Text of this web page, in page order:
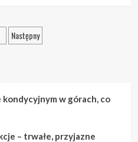
Następny
w górach, co
– trwałe, przyjazne